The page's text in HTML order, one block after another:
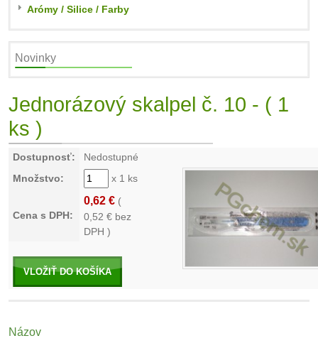
Arómy / Silice / Farby
Novinky
Jednorázový skalpel č. 10 - ( 1
ks )
Dostupnosť:
Nedostupné
Množstvo:
x 1 ks
Cena s DPH:
0,62 € (
0,52 € bez
DPH )
VLOŽIŤ DO KOŠÍKA
Názov